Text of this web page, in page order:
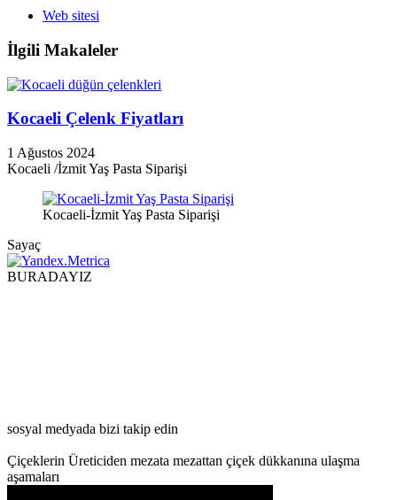
Web sitesi
İlgili Makaleler
Kocaeli Çelenk Fiyatları
1 Ağustos 2024
Kocaeli /İzmit Yaş Pasta Siparişi
Kocaeli-İzmit Yaş Pasta Siparişi
Sayaç
BURADAYIZ
sosyal medyada bizi takip edin
Çiçeklerin Üreticiden mezata mezattan çiçek dükkanına ulaşma
aşamaları